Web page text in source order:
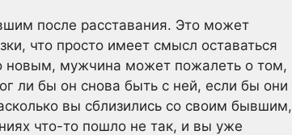
после расставания. Это может
что просто имеет смысл оставаться
новым, мужчина может пожалеть о том,
ли бы он снова быть с ней, если бы они
вы сблизились со своим бывшим,
что-то пошло не так, и вы уже